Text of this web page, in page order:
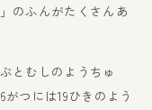
のふんがたくさんあ
とむしのようちゅ
つには19ひきのよう